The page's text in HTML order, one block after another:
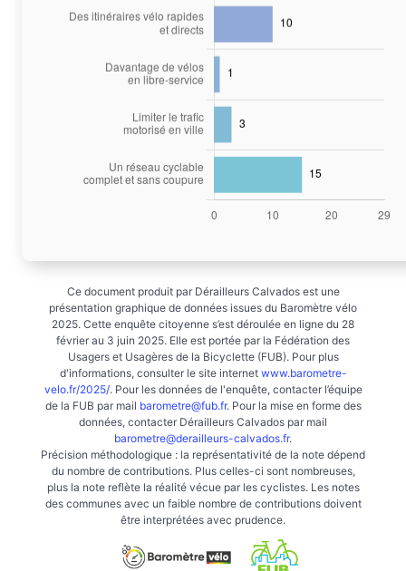
Ce document produit par Dérailleurs Calvados est une
présentation graphique de données issues du Baromètre vélo
2025. Cette enquête citoyenne s’est déroulée en ligne du 28
février au 3 juin 2025. Elle est portée par la Fédération des
Usagers et Usagères de la Bicyclette (FUB). Pour plus
d'informations, consulter le site internet www.barometre-
velo.fr/2025/. Pour les données de l'enquête, contacter l’équipe
de la FUB par mail barometre@fub.fr. Pour la mise en forme des
données, contacter Dérailleurs Calvados par mail
barometre@derailleurs-calvados.fr.
Précision méthodologique : la représentativité de la note dépend
du nombre de contributions. Plus celles-ci sont nombreuses,
plus la note reflète la réalité vécue par les cyclistes. Les notes
des communes avec un faible nombre de contributions doivent
être interprétées avec prudence.